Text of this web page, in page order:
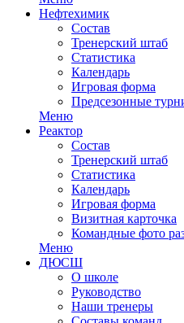
Нефтехимик
Состав
Тренерский штаб
Статистика
Календарь
Игровая форма
Предсезонные
Меню
Реактор
Состав
Тренерский штаб
Статистика
Календарь
Игровая форма
Визитная карточка
Командные фото
Меню
ДЮСШ
О школе
Руководство
Наши тренеры